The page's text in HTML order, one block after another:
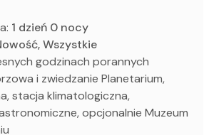
1 dzień 0 nocy
Wszystkie
godzinach porannych
stacja klimatologiczna,
opcjonalnie Muzeum